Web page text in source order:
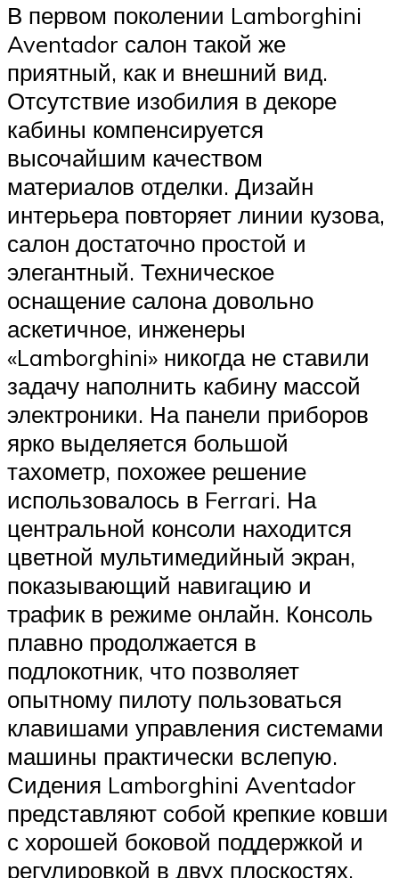
В первом поколении Lamborghini
Aventador салон такой же
приятный, как и внешний вид.
Отсутствие изобилия в декоре
кабины компенсируется
высочайшим качеством
материалов отделки. Дизайн
интерьера повторяет линии кузова,
салон достаточно простой и
элегантный. Техническое
оснащение салона довольно
аскетичное, инженеры
«Lamborghini» никогда не ставили
задачу наполнить кабину массой
электроники. На панели приборов
ярко выделяется большой
тахометр, похожее решение
использовалось в Ferrari. На
центральной консоли находится
цветной мультимедийный экран,
показывающий навигацию и
трафик в режиме онлайн. Консоль
плавно продолжается в
подлокотник, что позволяет
опытному пилоту пользоваться
клавишами управления системами
машины практически вслепую.
Сидения Lamborghini Aventador
представляют собой крепкие ковши
с хорошей боковой поддержкой и
регулировкой в двух плоскостях.